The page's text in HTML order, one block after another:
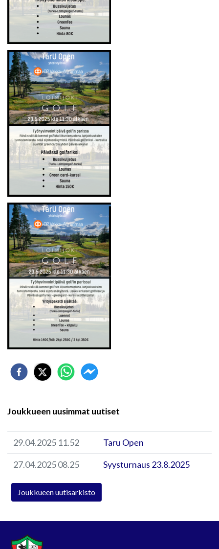
Joukkueen uusimmat uutiset
29.04.2025 11.52 Taru Open
27.04.2025 08.25 Syysturnaus 23.8.2025
Joukkueen uutisarkisto